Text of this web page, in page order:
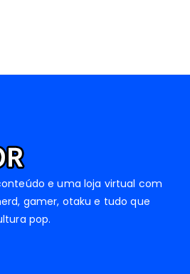
e uma loja virtual com
gamer, otaku e tudo que
pop.